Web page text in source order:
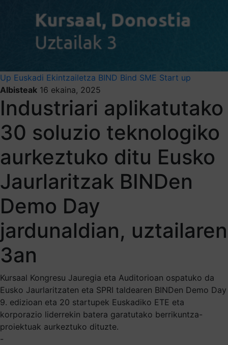
Up Euskadi Ekintzailetza BIND Bind SME Start up
Albisteak 16 ekaina, 2025
Industriari aplikatutako
30 soluzio teknologiko
aurkeztuko ditu Eusko
Jaurlaritzak BINDen
Demo Day
jardunaldian, uztailaren
3an
Kursaal Kongresu Jauregia eta Auditorioan ospatuko da
Eusko Jaurlaritzaten eta SPRI taldearen BINDen Demo Day
9. edizioan eta 20 startupek Euskadiko ETE eta
korporazio liderrekin batera garatutako berrikuntza-
proiektuak aurkeztuko dituzte.
-